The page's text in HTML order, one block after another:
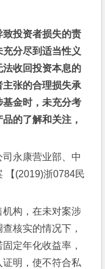
投资者损失的责
分尽到适当性义
收回投资本息的
张的合理损失承
金时，未充分考
的了解和关注，
永康营业部、中
【(2019)浙0784民
构，在未对案涉
核实的情况下，
定年化收益率，
明，使不符合私